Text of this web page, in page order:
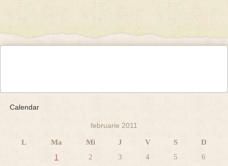
Calendar
februarie 2011
L Ma Mi J V S
D
1
2 3 4 5
6